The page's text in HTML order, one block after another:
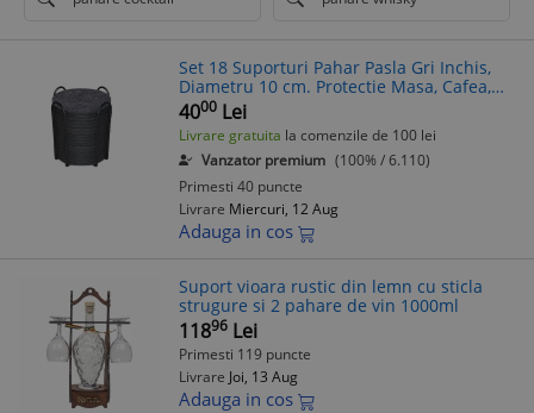
Set 18 Suporturi Pahar Pasla Gri Inchis,
Diametru 10 cm. Protectie Masa, Cafea,
Ceai. Coastere Pahare
4000 Lei
Livrare gratuita la comenzile de 100 lei
Vanzator premium (100% / 6.110)
Primesti 40 puncte
Livrare Miercuri, 12 Aug
Adauga in cos
Suport vioara rustic din lemn cu sticla
strugure si 2 pahare de vin 1000ml
11896 Lei
Primesti 119 puncte
Livrare Joi, 13 Aug
Adauga in cos